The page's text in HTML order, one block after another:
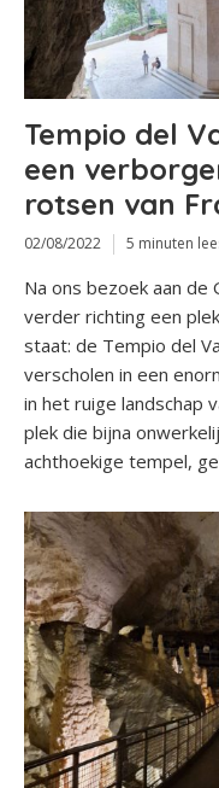
Tempio del
een
rotsen van
02/08/2022 5 minuten
Na ons bezoek aan de
verder richting een
staat: de Tempio del
verscholen in een
in het ruige landschap
plek die bijna
achthoekige tempel,